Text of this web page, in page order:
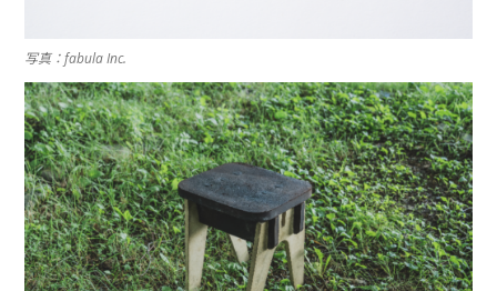
写真：fabula Inc.